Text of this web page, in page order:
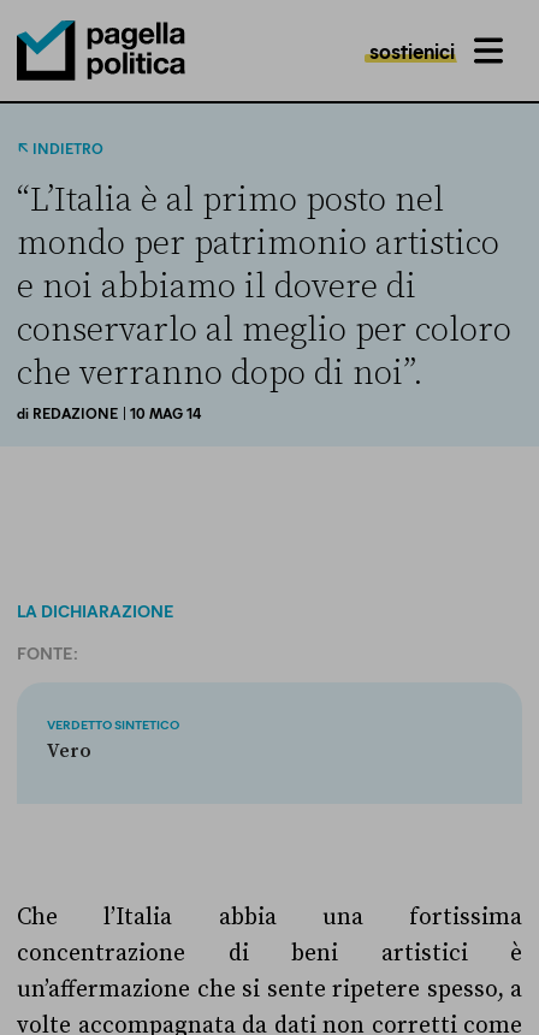
Pagella Politica Logo
sostienici MENU
INDIETRO
“L’Italia è al primo posto nel
mondo per patrimonio artistico
e noi abbiamo il dovere di
conservarlo al meglio per coloro
che verranno dopo di noi”.
di REDAZIONE | 10 MAG 14
LA DICHIARAZIONE
FONTE:
VERDETTO SINTETICO
Vero
Che l’Italia abbia una fortissima
concentrazione di beni artistici è
un’affermazione che si sente ripetere spesso, a
volte accompagnata da dati non corretti come